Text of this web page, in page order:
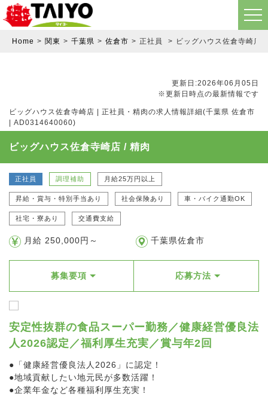
Home 関東 千葉県 佐倉市 正社員 ビッグハウス佐倉寺崎店
更新日:2026年06月05日
※更新日時点の最新情報です
ビッグハウス佐倉寺崎店 | 正社員・精肉の求人情報詳細(千葉県 佐倉市
| AD0314640060)
ビッグハウス佐倉寺崎店 / 精肉
正社員 調理補助 月給25万円以上
昇給・賞与・特別手当あり 社会保険あり 車・バイク通勤OK
社宅・寮あり 交通費支給
月給 250,000円～ 千葉県佐倉市
募集要項 応募方法
安定性抜群の食品スーパー勤務／健康経営優良法
人2026認定／福利厚生充実／賞与年2回
●「健康経営優良法人2026」に認定！
●地域貢献したい地元民が多数活躍！
●企業年金など各種福利厚生充実！